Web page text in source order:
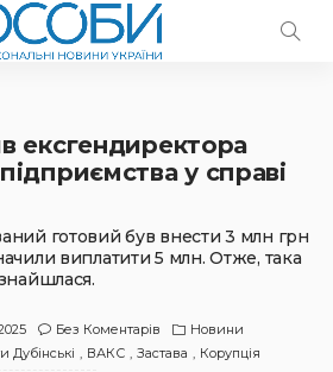
ексгендиректора
у справі
готовий був внести 3 млн грн
виплатити 5 млн. Отже, така
Без Коментарів
Новини
Дубінські ВАКС Застава Корупція